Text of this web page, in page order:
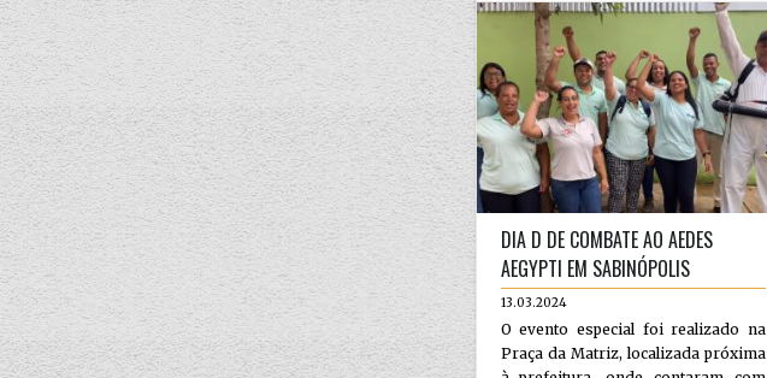
DIA D DE COMBATE AO AEDES
AEGYPTI EM SABINÓPOLIS
13.03.2024
O evento especial foi realizado na
Praça da Matriz, localizada próxima